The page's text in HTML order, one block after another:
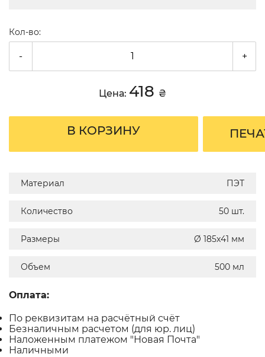
Кол-во:
- +
Цена: 418 ₴
В КОРЗИНУ
Материал ПЭТ
Количество 50 шт.
Размеры Ø 185х41 мм
Объем 500 мл
Оплата:
По реквизитам на расчётный счёт
Безналичным расчетом (для юр. лиц)
Наложенным платежом "Новая Почта"
Наличными